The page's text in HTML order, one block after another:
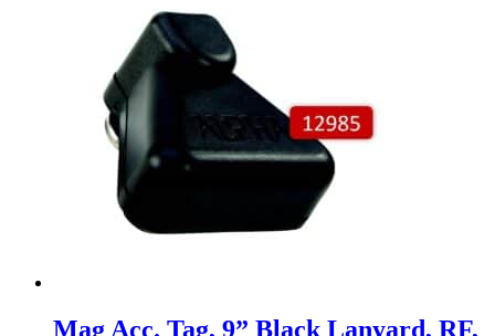
Mag Acc. Tag, 9” Black Lanyard, RF,